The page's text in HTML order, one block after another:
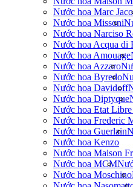
Nước hoa Marc
Nước hoa Missoni
Nước hoa Narciso
Nước hoa Acqua di
Nước hoa Amouage
Nước hoa Azzaro
Nước hoa Byredo
Nước hoa Davidoff
Nước hoa Diptyque
Nước hoa Etat
Nước hoa Frederic
Nước hoa Guerlain
Nước hoa Kenzo
Nước hoa Maison
Nước hoa MCM
Nước hoa Moschino